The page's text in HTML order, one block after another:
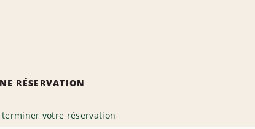
RÉSERVATION
votre réservation